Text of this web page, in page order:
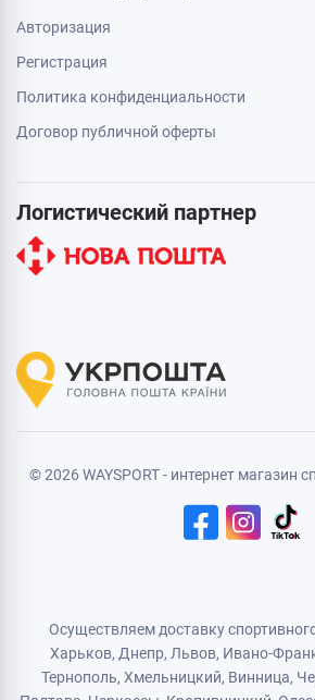
Авторизация
Регистрация
Политика конфиденциальности
Договор публичной оферты
Логистический партнер
© 2026 WAYSPORT - интернет магазин
Осуществляем доставку
Харьков, Днепр, Львов, Ивано-
Тернополь, Хмельницкий, Винница,